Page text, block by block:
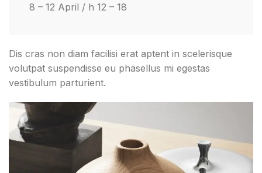
8 – 12 April / h 12 – 18
Dis cras non diam facilisi erat aptent in scelerisque
volutpat suspendisse eu phasellus mi egestas
vestibulum parturient.